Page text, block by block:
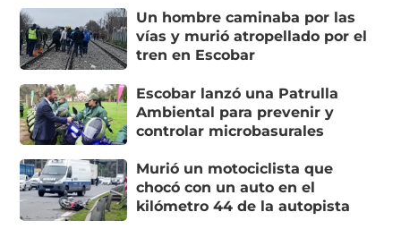
Un hombre caminaba por las
vías y murió atropellado por el
tren en Escobar
Escobar lanzó una Patrulla
Ambiental para prevenir y
controlar microbasurales
Murió un motociclista que
chocó con un auto en el
kilómetro 44 de la autopista